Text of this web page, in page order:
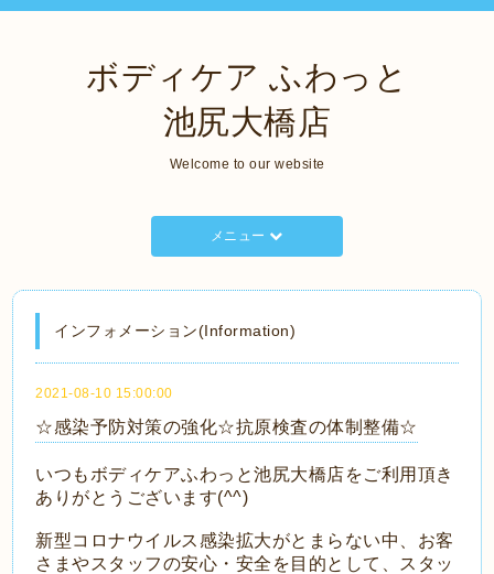
ボディケア ふわっと
池尻大橋店
Welcome to our website
メニュー
インフォメーション(Information)
2021-08-10 15:00:00
☆感染予防対策の強化☆抗原検査の体制整備☆
いつもボディケアふわっと池尻大橋店をご利用頂き
ありがとうございます(^^)
新型コロナウイルス感染拡大がとまらない中、お客
さまやスタッフの安心・安全を目的として、スタッ